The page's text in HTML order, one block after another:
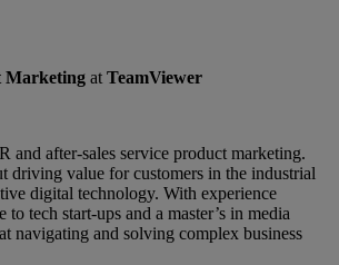
Marketing at TeamViewer
and after-sales service product marketing.
driving value for customers in the industrial
digital technology. With experience
tech start-ups and a master’s in media
navigating and solving complex business